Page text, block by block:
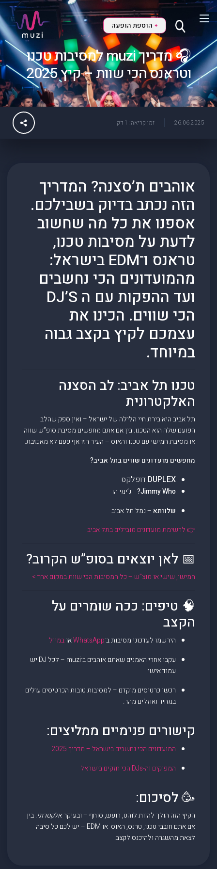
+ הוספת הופעה
🎧 מדריך muzi למסיבות טכנו
וטראנס הכי שוות – קיץ 2025
26.06.2025 זמן קריאה: 1 דק'
אוהבים ת’סצנה? המדריך
הזה נכתב בדיוק בשבילכם.
אספנו את כל מה שחשוב
לדעת על מסיבות טכנו,
טראנס ו־EDM בישראל:
מהמועדונים הכי נחשבים
ועד ההפקות עם ה DJ’S
הכי שווים. הכינו את
עצמכם לקיץ בקצב גבוה
במיוחד.
טכנו תל אביב: לב הסצנה
האלקטרונית
תל אביב היא בירת חיי הלילה של ישראל – ואין ספק שהלב
הפועם שלה הוא הטכנו. בין אם אתם מחפשים מסיבת סופ”ש שווה
או מסיבת חמישי עם טכנו והאוס – העיר הזו אף פעם לא מאכזבת.
מחפשים מועדונים שווים בתל אביב?
DUPLEX דופלקס
Jimmy Who? –ג’ימי הו
שלוותא – נמל תל אביב
👉 לרשימת מועדונים מובילים בתל אביב
📅 לאן יוצאים בסופ”ש הקרוב?
חמישי, שישי או מוצ”ש – כל המסיבות הכי שוות במקום אחד >
🧠 טיפים: ככה שומרים על
הקצב
הירשמו לעדכוני מסיבות ב־WhatsAppאובמייל
עקבו אחרי האמנים שאתם אוהבים ב־muzi – לכל DJ יש
עמוד אישי
רכשו כרטיסים מוקדם – למסיבות טובות הכרטיסים עולים
במחיר ואוזלים מהר.
קישורים פנימיים ממליצים:
המועדונים הכי נחשבים בישראל – מדריך 2025
המפיקים וה-DJs הכי חזקים בישראל
🥳 לסיכום:
הקיץ הזה הולך להיות לוהט, רועש, סוחף – ובעיקראלקטרוני. בין
אם אתם חובבי טכנו, טרנס, האוס או EDM – יש לכם כל סיבה
לצאת מהשגרה ולהיכנס לקצב.